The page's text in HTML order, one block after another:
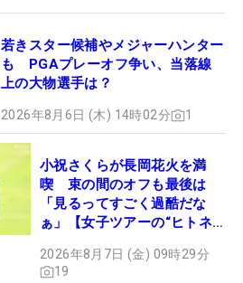
若きスター候補やメジャーハンター
も PGAプレーオフ争い、当落線
上の大物選手は？
2026年8月6日 (木) 14時02分 1
小祝さくらが長岡花火を満
喫 束の間のオフも最後は
「見るってすごく過酷だな
ぁ」【女子ツアーの“ヒトネ
2026年8月7日 (金) 09時29分
19